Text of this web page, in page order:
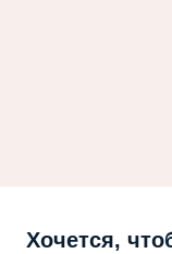
Хочется,